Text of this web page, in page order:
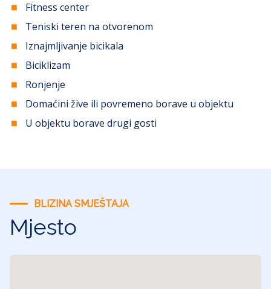
Fitness center
Teniski teren na otvorenom
Iznajmljivanje bicikala
Biciklizam
Ronjenje
Domaćini žive ili povremeno borave u objektu
U objektu borave drugi gosti
BLIZINA SMJEŠTAJA
Mjesto